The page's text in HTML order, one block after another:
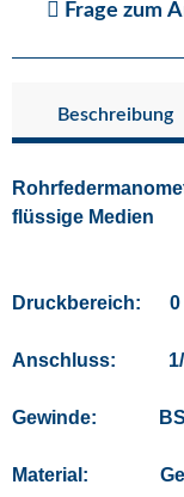
Frage zum
Beschreibung
flüssige Medien
Druckbereich: 0
Anschluss: 1/4"
Gewinde: BSP
Material: